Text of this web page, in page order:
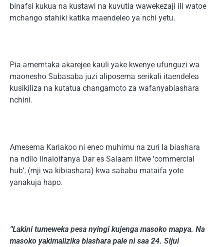
binafsi kukua na kustawi na kuvutia wawekezaji ili watoe
mchango stahiki katika maendeleo ya nchi yetu.
Pia amemtaka akarejee kauli yake kwenye ufunguzi wa
maonesho Sabasaba juzi aliposema serikali itaendelea
kusikiliza na kutatua changamoto za wafanyabiashara
nchini.
Amesema Kariakoo ni eneo muhimu na zuri la biashara
na ndilo linaloifanya Dar es Salaam iitwe ‘commercial
hub’, (mji wa kibiashara) kwa sababu mataifa yote
yanakuja hapo.
“Lakini tumeweka pesa nyingi kujenga masoko mapya. Na
masoko yakimalizika biashara pale ni saa 24. Sijui